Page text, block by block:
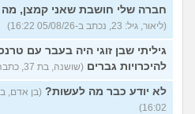
הכעס טישטש אותי? לגיטימי
או לא?
(אנונימי, בת 20)
איך לדעת אם חבר סטרייט
בקטע שלי?
(האמנם, בן 29)
כיצד לסביות מקיימות יחסי
חברה שלי חושבת שאני קמצן,
(ליאור, גיל: 23, נכתב ב-05/08/26 16:22)
גיליתי שבן זוגי היה בעבר עם
להיכרויות גברים (שושנה, בת 37, כתבה ב-05/08/26 16:13)
לא יודע כבר מה לעשות?
16:02)